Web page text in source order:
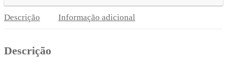
48
Preto
16500
Descrição Informação adicional
Descrição